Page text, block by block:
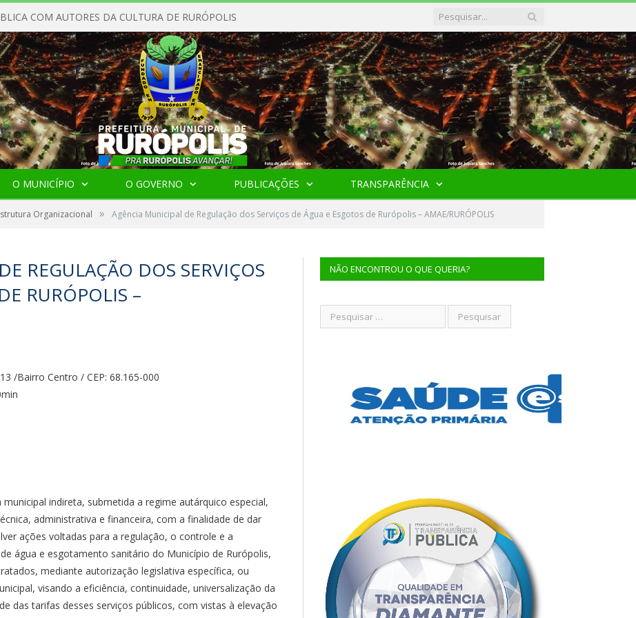
COM AUTORES DA CULTURA DE RURÓPOLIS
O MUNICÍPIO O GOVERNO PUBLICAÇÕES TRANSPARÊNCIA
Organizacional » Agência Municipal de Regulação dos Serviços de Água e Esgotos de Rurópolis – AMAE/RURÓPOLIS
REGULAÇÃO DOS SERVIÇOS
RURÓPOLIS –
/Bairro Centro / CEP: 68.165-000
indireta, submetida a regime autárquico especial,
administrativa e financeira, com a finalidade de dar
ações voltadas para a regulação, o controle e a
água e esgotamento sanitário do Município de Rurópolis,
mediante autorização legislativa específica, ou
visando a eficiência, continuidade, universalização da
das tarifas desses serviços públicos, com vistas à elevação
NÃO ENCONTROU O QUE QUERIA?